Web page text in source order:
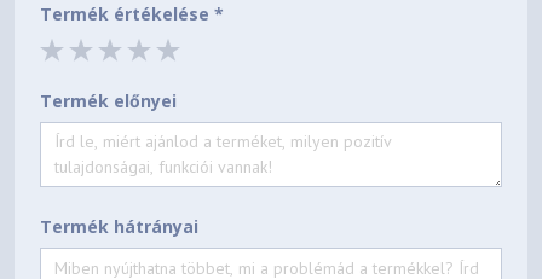
Termék értékelése *
Termék előnyei
Termék hátrányai